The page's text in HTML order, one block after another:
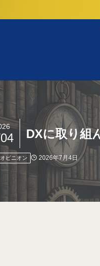
DXに取り組
オピニオン 2026年7月4日